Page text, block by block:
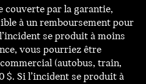
couverte par la garantie,
à un remboursement pour
se produit à moins
vous pourriez être
(autobus, train,
$. Si l’incident se produit à